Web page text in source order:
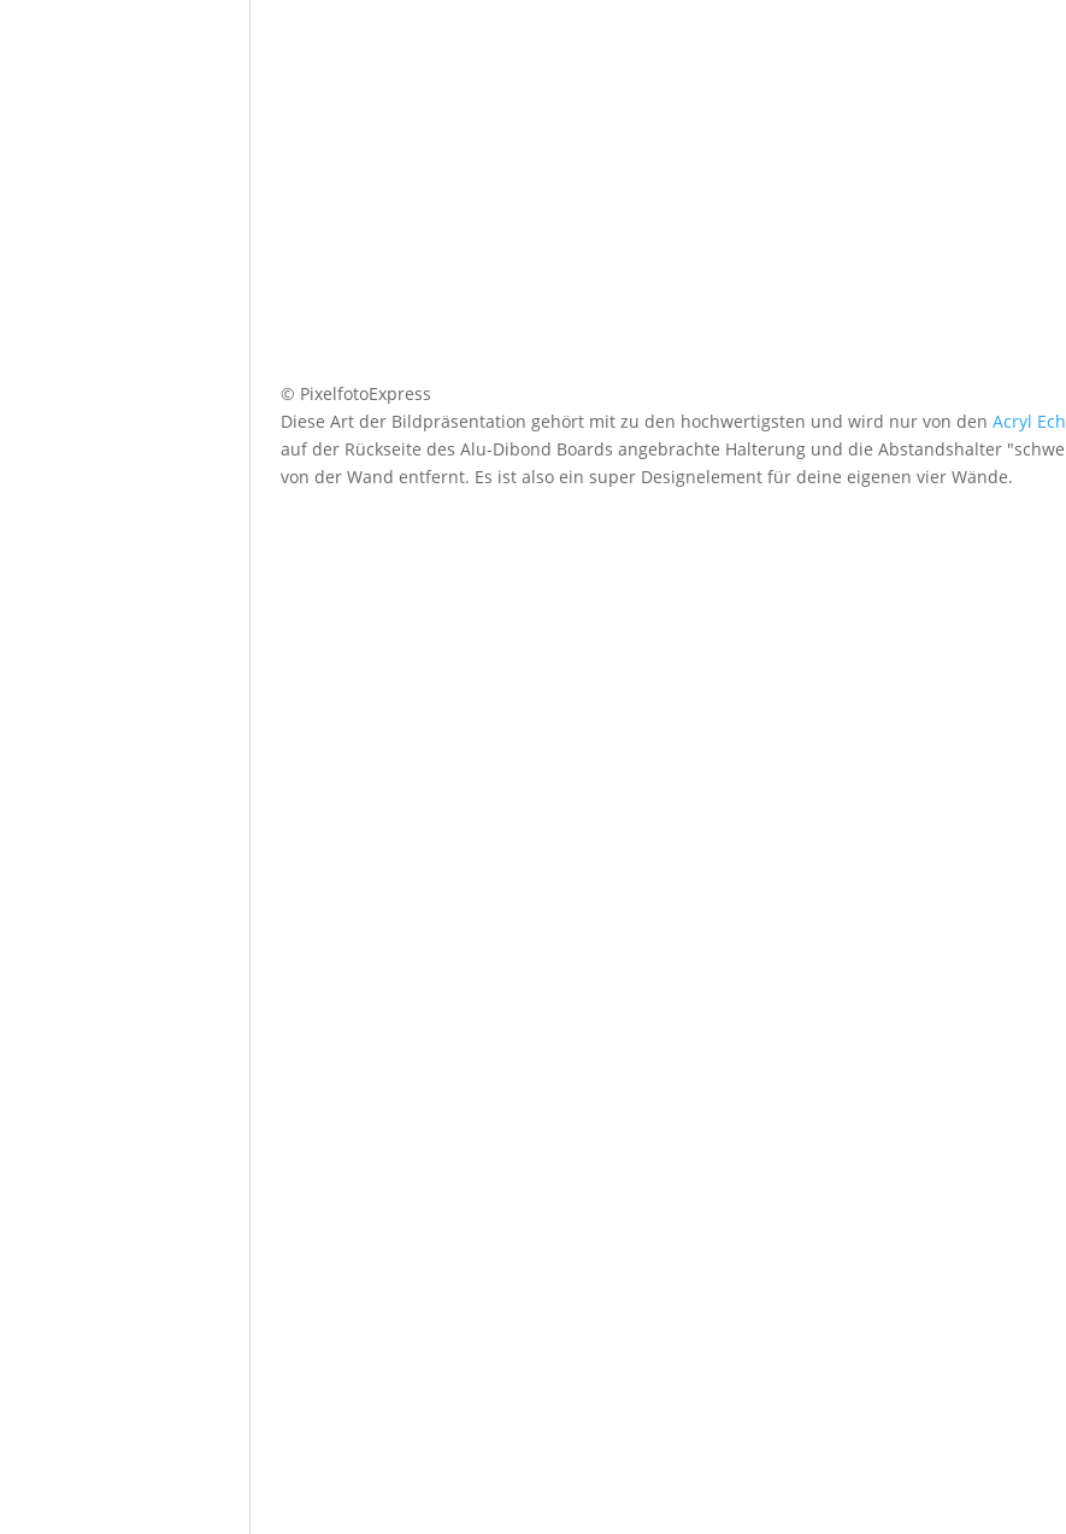
© PixelfotoExpress
Diese Art der Bildpräsentation gehört mit zu den hochwertigsten und wird nur von den Acryl
auf der Rückseite des Alu-Dibond Boards angebrachte Halterung und die Abstandshalter
von der Wand entfernt. Es ist also ein super Designelement für deine eigenen vier Wände.